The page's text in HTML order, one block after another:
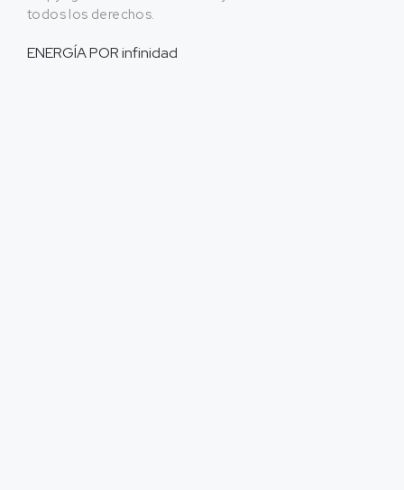
todos los derechos.
ENERGÍA PORinfinidad